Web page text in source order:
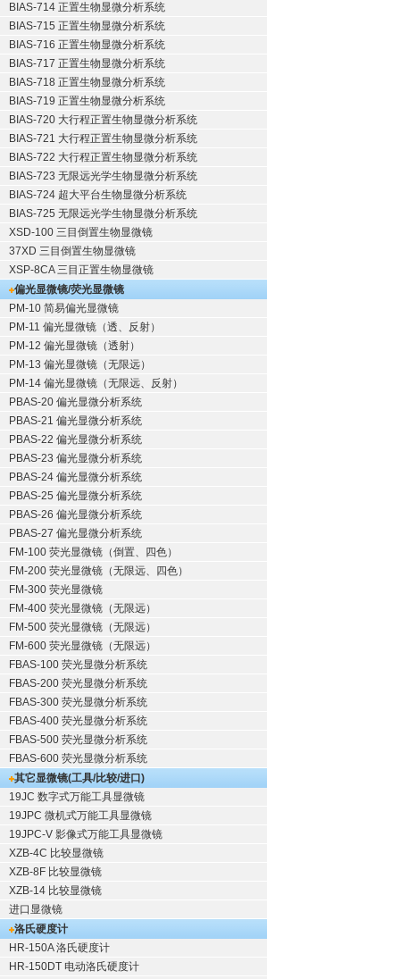
BIAS-714 正置生物显微分析系统
BIAS-715 正置生物显微分析系统
BIAS-716 正置生物显微分析系统
BIAS-717 正置生物显微分析系统
BIAS-718 正置生物显微分析系统
BIAS-719 正置生物显微分析系统
BIAS-720 大行程正置生物显微分析系统
BIAS-721 大行程正置生物显微分析系统
BIAS-722 大行程正置生物显微分析系统
BIAS-723 无限远光学生物显微分析系统
BIAS-724 超大平台生物显微分析系统
BIAS-725 无限远光学生物显微分析系统
XSD-100 三目倒置生物显微镜
37XD 三目倒置生物显微镜
XSP-8CA 三目正置生物显微镜
偏光显微镜/荧光显微镜
PM-10 简易偏光显微镜
PM-11 偏光显微镜（透、反射）
PM-12 偏光显微镜（透射）
PM-13 偏光显微镜（无限远）
PM-14 偏光显微镜（无限远、反射）
PBAS-20 偏光显微分析系统
PBAS-21 偏光显微分析系统
PBAS-22 偏光显微分析系统
PBAS-23 偏光显微分析系统
PBAS-24 偏光显微分析系统
PBAS-25 偏光显微分析系统
PBAS-26 偏光显微分析系统
PBAS-27 偏光显微分析系统
FM-100 荧光显微镜（倒置、四色）
FM-200 荧光显微镜（无限远、四色）
FM-300 荧光显微镜
FM-400 荧光显微镜（无限远）
FM-500 荧光显微镜（无限远）
FM-600 荧光显微镜（无限远）
FBAS-100 荧光显微分析系统
FBAS-200 荧光显微分析系统
FBAS-300 荧光显微分析系统
FBAS-400 荧光显微分析系统
FBAS-500 荧光显微分析系统
FBAS-600 荧光显微分析系统
其它显微镜(工具/比较/进口)
19JC 数字式万能工具显微镜
19JPC 微机式万能工具显微镜
19JPC-V 影像式万能工具显微镜
XZB-4C 比较显微镜
XZB-8F 比较显微镜
XZB-14 比较显微镜
进口显微镜
洛氏硬度计
HR-150A 洛氏硬度计
HR-150DT 电动洛氏硬度计